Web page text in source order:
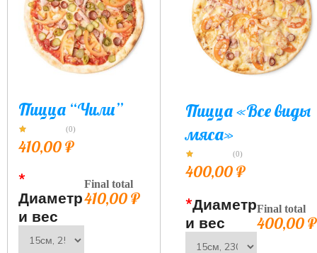
Пицца “Чили”
(0)
410,00₽
*
Диаметр
и вес
Final total
410,00₽
Пицца «Все виды
мяса»
(0)
400,00₽
*Диаметр
и вес
Final total
400,00₽